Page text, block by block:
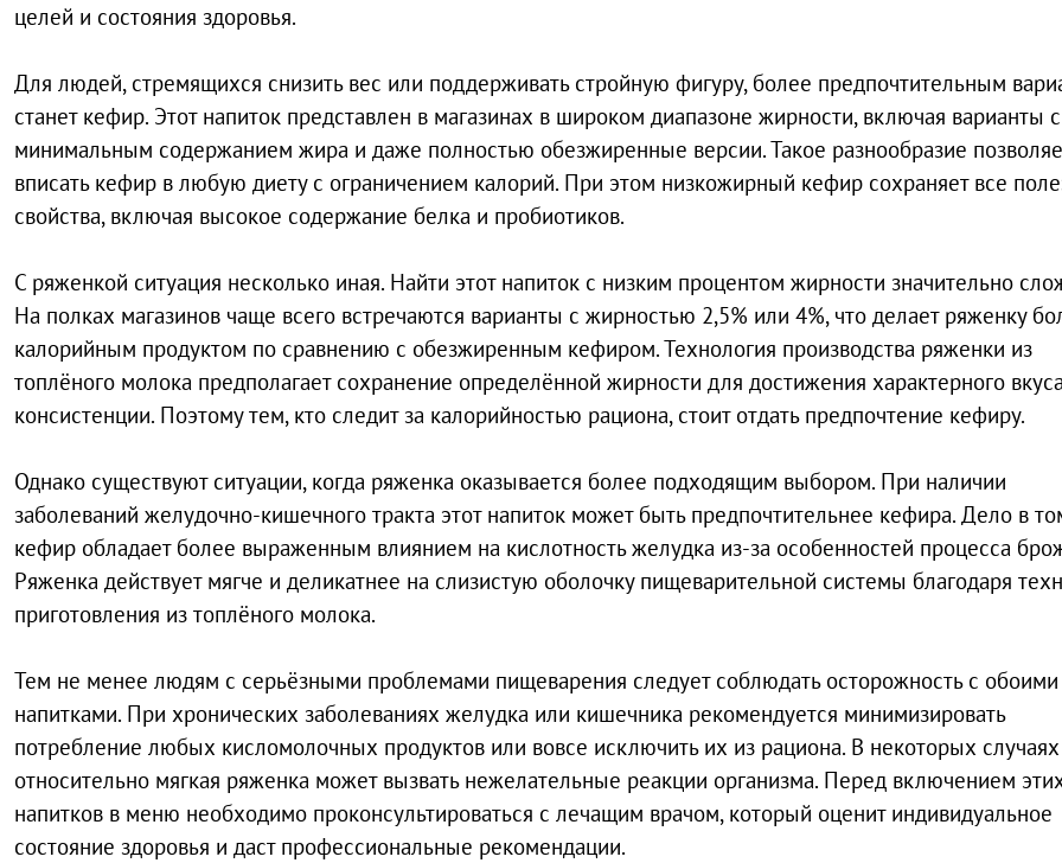
целей и состояния здоровья.
Для людей, стремящихся снизить вес или поддерживать стройную фигуру, более предпочтительным
станет кефир. Этот напиток представлен в магазинах в широком диапазоне жирности, включая варианты с
минимальным содержанием жира и даже полностью обезжиренные версии. Такое разнообразие
вписать кефир в любую диету с ограничением калорий. При этом низкожирный кефир сохраняет все
свойства, включая высокое содержание белка и пробиотиков.
С ряженкой ситуация несколько иная. Найти этот напиток с низким процентом жирности значительно
На полках магазинов чаще всего встречаются варианты с жирностью 2,5% или 4%, что делает ряженку
калорийным продуктом по сравнению с обезжиренным кефиром. Технология производства ряженки из
топлёного молока предполагает сохранение определённой жирности для достижения характерного
консистенции. Поэтому тем, кто следит за калорийностью рациона, стоит отдать предпочтение кефиру.
Однако существуют ситуации, когда ряженка оказывается более подходящим выбором. При наличии
заболеваний желудочно-кишечного тракта этот напиток может быть предпочтительнее кефира. Дело в
кефир обладает более выраженным влиянием на кислотность желудка из-за особенностей процесса
Ряженка действует мягче и деликатнее на слизистую оболочку пищеварительной системы благодаря
приготовления из топлёного молока.
Тем не менее людям с серьёзными проблемами пищеварения следует соблюдать осторожность с обоими
напитками. При хронических заболеваниях желудка или кишечника рекомендуется минимизировать
потребление любых кисломолочных продуктов или вовсе исключить их из рациона. В некоторых
относительно мягкая ряженка может вызвать нежелательные реакции организма. Перед включением
напитков в меню необходимо проконсультироваться с лечащим врачом, который оценит индивидуальное
состояние здоровья и даст профессиональные рекомендации.